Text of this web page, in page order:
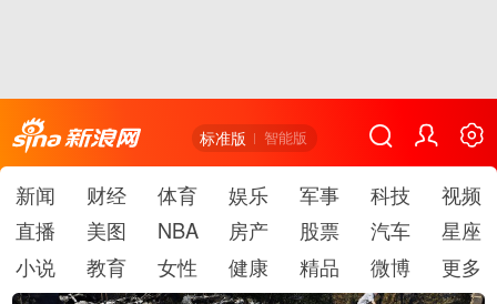
标准版 智能版
新闻 财经 体育 娱乐 军事 科技
视频
直播
美图 NBA 房产 股票 汽车
星座
小说
教育 女性 健康 精品 微博 更多